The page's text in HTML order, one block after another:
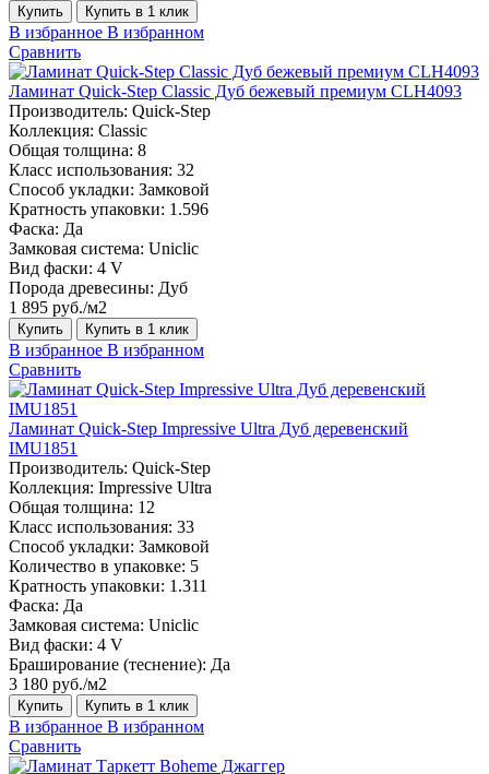
Купить Купить в 1 клик
В избранное В избранном
Сравнить
Ламинат Quick-Step Classic Дуб бежевый премиум CLH4093
Производитель: Quick-Step
Коллекция: Classic
Общая толщина: 8
Класс использования: 32
Способ укладки: Замковой
Кратность упаковки: 1.596
Фаска: Да
Замковая система: Uniclic
Вид фаски: 4 V
Порода древесины: Дуб
1 895 руб./м2
Купить Купить в 1 клик
В избранное В избранном
Сравнить
Ламинат Quick-Step Impressive Ultra Дуб деревенский
IMU1851
Производитель: Quick-Step
Коллекция: Impressive Ultra
Общая толщина: 12
Класс использования: 33
Способ укладки: Замковой
Количество в упаковке: 5
Кратность упаковки: 1.311
Фаска: Да
Замковая система: Uniclic
Вид фаски: 4 V
Браширование (теснение): Да
3 180 руб./м2
Купить Купить в 1 клик
В избранное В избранном
Сравнить